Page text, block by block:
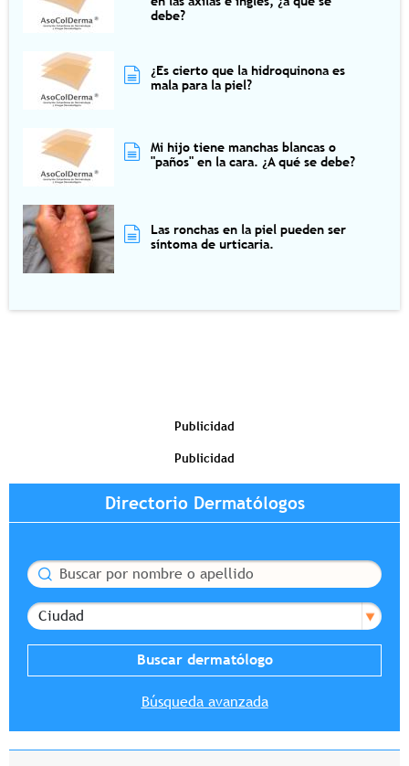
debe?
¿Es cierto que la hidroquinona es
mala para la piel?
Mi hijo tiene manchas blancas o
"paños" en la cara. ¿A qué se debe?
Las ronchas en la piel pueden ser
síntoma de urticaria.
Publicidad
Publicidad
Directorio Dermatólogos
Buscar
Ciudad
Búsqueda avanzada